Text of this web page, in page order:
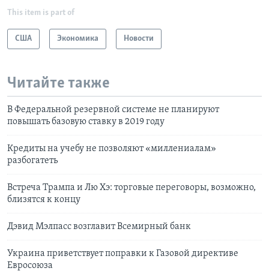
This item is part of
США Экономика Новости
Читайте также
В Федеральной резервной системе не планируют
повышать базовую ставку в 2019 году
Кредиты на учебу не позволяют «миллениалам»
разбогатеть
Встреча Трампа и Лю Хэ: торговые переговоры, возможно,
близятся к концу
Дэвид Мэлпасс возглавит Всемирный банк
Украина приветствует поправки к Газовой директиве
Евросоюза